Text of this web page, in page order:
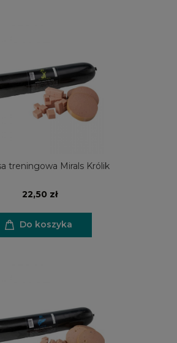
treningowa Mirals Królik
22,50 zł
Do koszyka